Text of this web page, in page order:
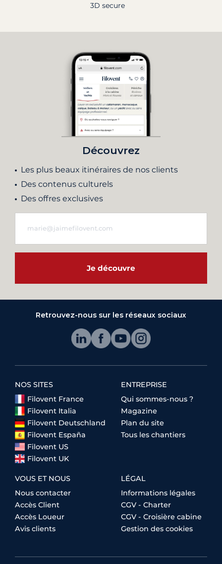
3D secure
Découvrez
Les plus beaux itinéraires de nos clients
Des contenus culturels
Des offres exclusives
Je découvre
Retrouvez-nous sur les réseaux sociaux
NOS SITES
Filovent France
Filovent Italia
Filovent Deutschland
Filovent España
Filovent US
Filovent UK
ENTREPRISE
Qui sommes-nous ?
Magazine
Plan du site
Tous les chantiers
VOUS ET NOUS
Nous contacter
Accès Client
Accès Loueur
Avis clients
LÉGAL
Informations légales
CGV - Charter
CGV - Croisière cabine
Gestion des cookies